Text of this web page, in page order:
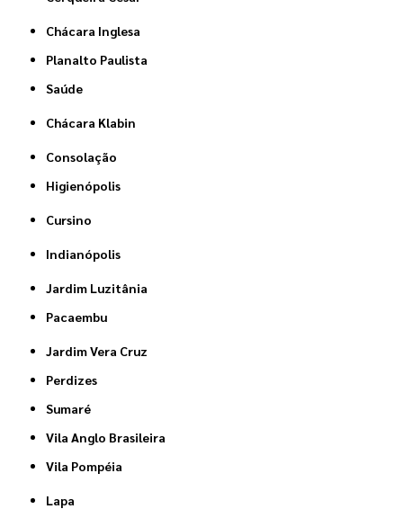
Chácara Inglesa
Planalto Paulista
Saúde
Chácara Klabin
Consolação
Higienópolis
Cursino
Indianópolis
Jardim Luzitânia
Pacaembu
Jardim Vera Cruz
Perdizes
Sumaré
Vila Anglo Brasileira
Vila Pompéia
Lapa